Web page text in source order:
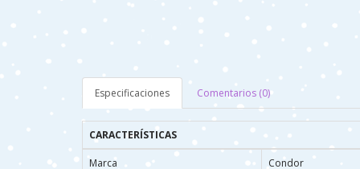
Especificaciones Comentarios (0)
CARACTERÍSTICAS
Marca
Condor